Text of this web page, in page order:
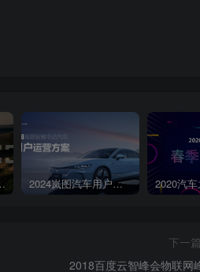
播策划案 2024岚图汽车用户运营方案
下一
2018百度云智峰会物联网